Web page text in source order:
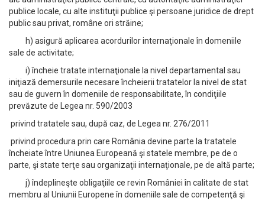
publice locale, cu alte instituţii publice şi persoane juridice de drept
public sau privat, române ori străine;
h) asigură aplicarea acordurilor internaţionale în domeniile
sale de activitate;
i) încheie tratate internaţionale la nivel departamental sau
iniţiază demersurile necesare încheierii tratatelor la nivel de stat
sau de guvern în domeniile de responsabilitate, în condiţiile
prevăzute de Legea nr. 590/2003
privind tratatele sau, după caz, de Legea nr. 276/2011
privind procedura prin care România devine parte la tratatele
încheiate între Uniunea Europeană şi statele membre, pe de o
parte, şi state terţe sau organizaţii internaţionale, pe de altă parte;
j) îndeplineşte obligaţiile ce revin României în calitate de stat
membru al Uniunii Europene în domeniile sale de competenţă şi